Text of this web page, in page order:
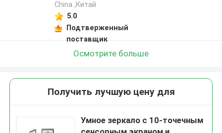
China ,Китай
5.0
Подтверженный
поставщик
Осмотрите больше
Получить лучшую цену для
Умное зеркало с 10-точечным